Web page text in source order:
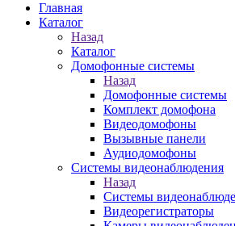
Главная
Каталог
Назад
Каталог
Домофонные системы
Назад
Домофонные системы
Комплект домофона
Видеодомофоны
Вызывные панели
Аудиодомофоны
Системы видеонаблюдения
Назад
Системы
Видеорегистраторы